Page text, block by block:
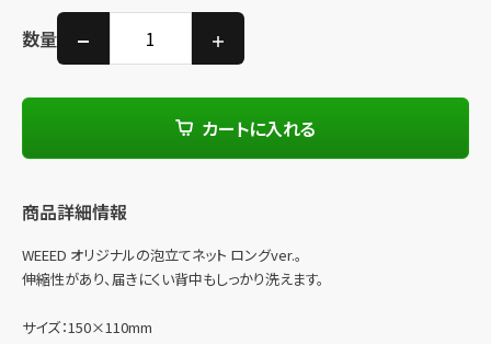
数量
カートに入れる
商品詳細情報
WEEED オリジナルの泡立てネット ロングver.。
伸縮性があり、届きにくい背中もしっかり洗えます。
サイズ：150×110mm